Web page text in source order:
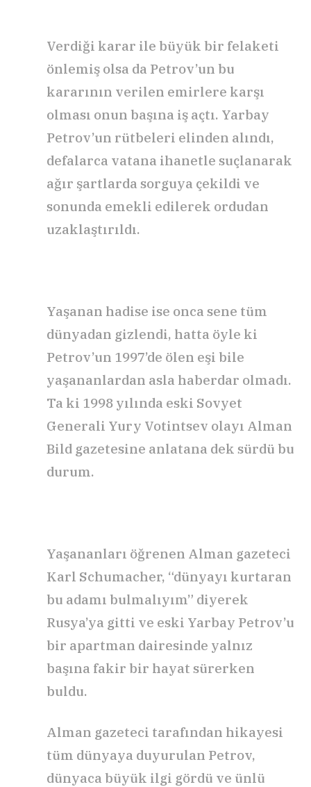
Verdiği karar ile büyük bir felaketi
önlemiş olsa da Petrov’un bu
kararının verilen emirlere karşı
olması onun başına iş açtı. Yarbay
Petrov’un rütbeleri elinden alındı,
defalarca vatana ihanetle suçlanarak
ağır şartlarda sorguya çekildi ve
sonunda emekli edilerek ordudan
uzaklaştırıldı.
Yaşanan hadise ise onca sene tüm
dünyadan gizlendi, hatta öyle ki
Petrov’un 1997’de ölen eşi bile
yaşananlardan asla haberdar olmadı.
Ta ki 1998 yılında eski Sovyet
Generali Yury Votintsev olayı Alman
Bild gazetesine anlatana dek sürdü bu
durum.
Yaşananları öğrenen Alman gazeteci
Karl Schumacher, “dünyayı kurtaran
bu adamı bulmalıyım” diyerek
Rusya’ya gitti ve eski Yarbay Petrov’u
bir apartman dairesinde yalnız
başına fakir bir hayat sürerken
buldu.
Alman gazeteci tarafından hikayesi
tüm dünyaya duyurulan Petrov,
dünyaca büyük ilgi gördü ve ünlü